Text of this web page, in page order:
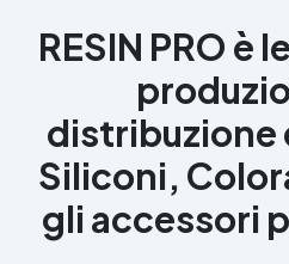
RESIN PRO è
distribuzione
Siliconi,
gli accessori